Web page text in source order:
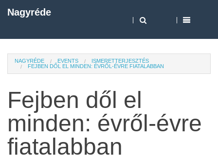
Nagyréde
NAGYRÉDE EVENTS
ISMERETTERJESZTÉS
FEJBEN DŐL EL MINDEN: ÉVRŐL-ÉVRE FIATALABBAN
Fejben dől el
minden: évről-évre
fiatalabban